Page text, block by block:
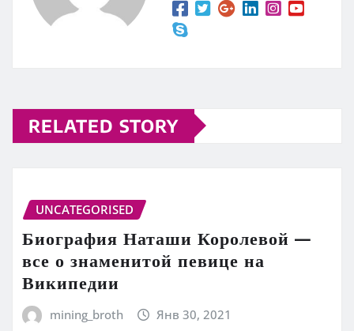
RELATED STORY
UNCATEGORISED
Биография Наташи Королевой —
все о знаменитой певице на
Википедии
mining_broth Янв 30, 2021